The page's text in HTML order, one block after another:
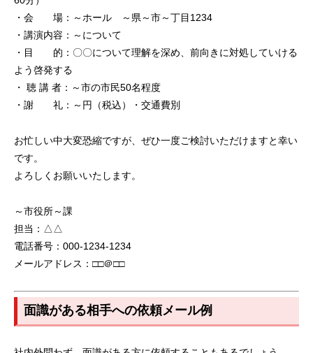
・会 場：～ホール ～県～市～丁目1234
・講演内容：～について
・目 的：〇〇について理解を深め、前向きに対処していける
よう啓発する
・ 聴 講 者：～市の市民50名程度
・謝 礼：～円（税込）・交通費別
お忙しい中大変恐縮ですが、ぜひ一度ご検討いただけますと幸い
です。
よろしくお願いいたします。
～市役所～課
担当：△△
電話番号：000-1234-1234
メールアドレス：□□＠□□
面識がある相手への依頼メール例